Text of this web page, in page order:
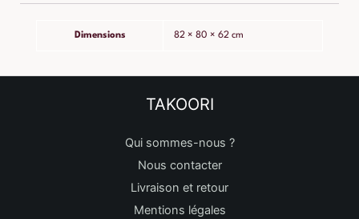
Dimensions 82 × 80 × 62 cm
TAKOORI
Qui sommes-nous ?
Nous contacter
Livraison et retour
Mentions légales